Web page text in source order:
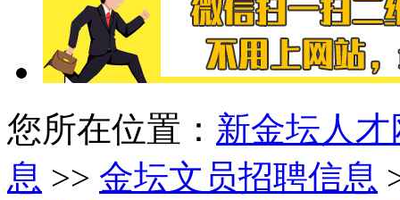
您所在位置： 新金坛人才
息 >> 金坛文员招聘信息